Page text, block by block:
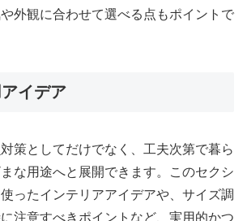
外観に合わせて選べる点もポイントで
イデア
策としてだけでなく、工夫次第で暮ら
な用途へと展開できます。このセクシ
ったインテリアアイデアや、サイズ調
注意すべきポイントなど、実用的かつ